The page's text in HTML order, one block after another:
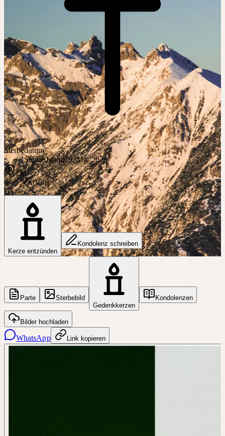
Sterbedatum
Sterbedatum29. Mai 2023
Ort
OrtVöls
Kerze entzünden
Kondolenz schreiben
Parte
Sterbebild
Gedenkkerzen
Kondolenzen
Bilder hochladen
WhatsApp Link kopieren